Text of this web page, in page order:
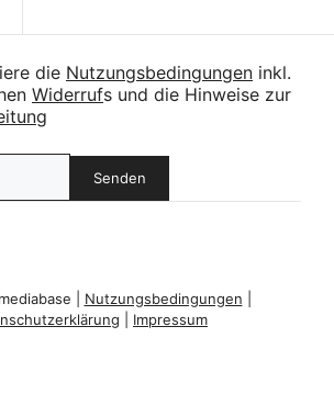
die Nutzungsbedingungen inkl.
Widerrufs und die Hinweise zur
| Nutzungsbedingungen
Impressum